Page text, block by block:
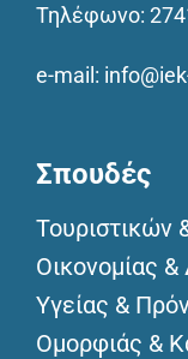
Τηλέφωνο:
e-mail:
Σπουδές
Τουριστικών
Οικονομίας &
Υγείας &
Ομορφιάς &